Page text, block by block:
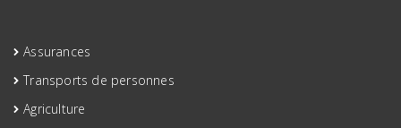
Assurances
Transports de personnes
Agriculture